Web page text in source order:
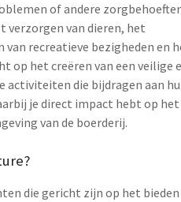
of andere
verzorgen van dieren, het
recreatieve bezigheden en
op het creëren van een veilige
die bijdragen aan
je direct impact hebt op het
van de boerderij.
die gericht zijn op het bieden